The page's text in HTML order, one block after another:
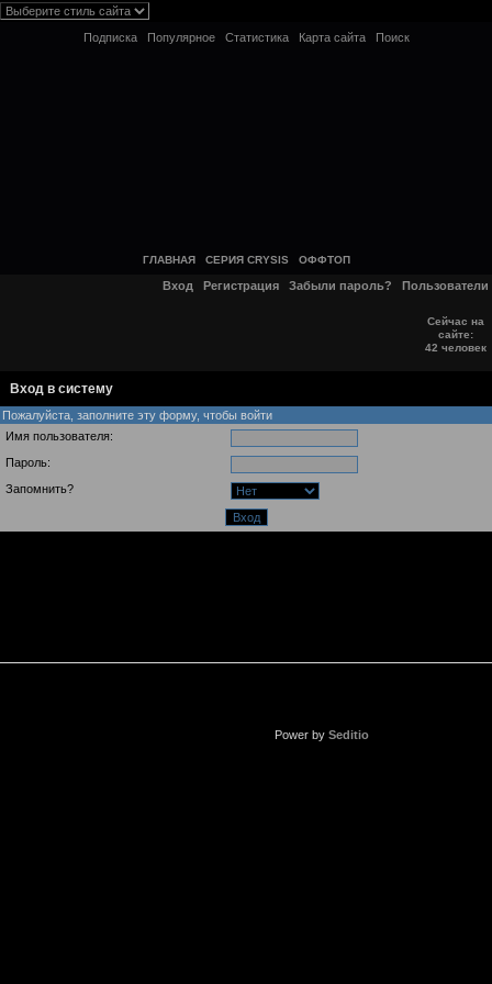
Подписка Популярное Статистика Карта сайта Поиск
ГЛАВНАЯ СЕРИЯ CRYSIS ОФФТОП
Вход Регистрация Забыли пароль? Пользователи
Сейчас на
сайте:
42 человек
Вход в систему
Пожалуйста, заполните эту форму, чтобы войти
Имя пользователя:
Пароль:
Запомнить?
Power by Seditio